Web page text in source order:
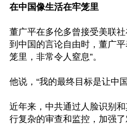
在中国像生活在牢笼里
董广平在多伦多曾接受美联
到中国的言论自由时，董广
笼里，非常令人窒息”。
他说，“我的最终目标是让中
近年来，中共通过人脸识别
行复杂的审查和监控，加强